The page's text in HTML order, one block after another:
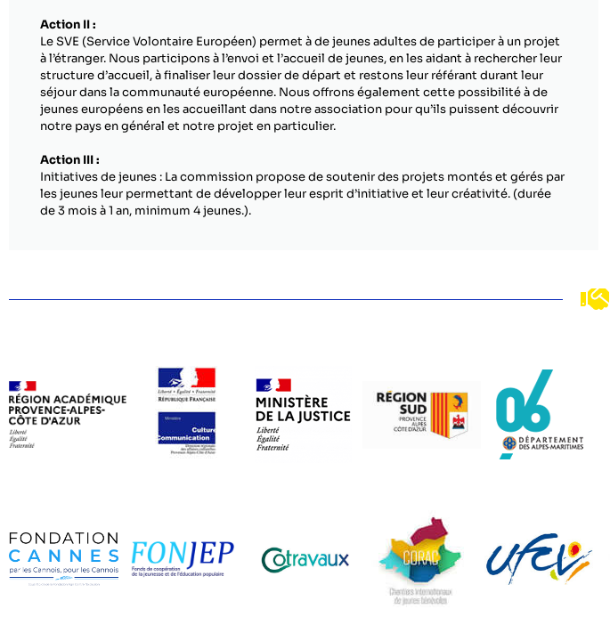
Action II :
Le SVE (Service Volontaire Européen) permet à de jeunes adultes de participer à un projet
à l’étranger. Nous participons à l’envoi et l’accueil de jeunes, en les aidant à rechercher leur
structure d’accueil, à finaliser leur dossier de départ et restons leur référant durant leur
séjour dans la communauté européenne. Nous offrons également cette possibilité à de
jeunes européens en les accueillant dans notre association pour qu’ils puissent découvrir
notre pays en général et notre projet en particulier.
Action III :
Initiatives de jeunes : La commission propose de soutenir des projets montés et gérés par
les jeunes leur permettant de développer leur esprit d’initiative et leur créativité. (durée
de 3 mois à 1 an, minimum 4 jeunes.).